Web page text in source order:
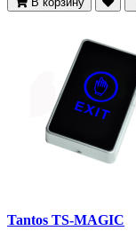
Tantos TS-MAGIC